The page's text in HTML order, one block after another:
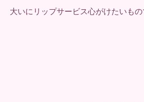
大いにリップサービス心がけたいもの